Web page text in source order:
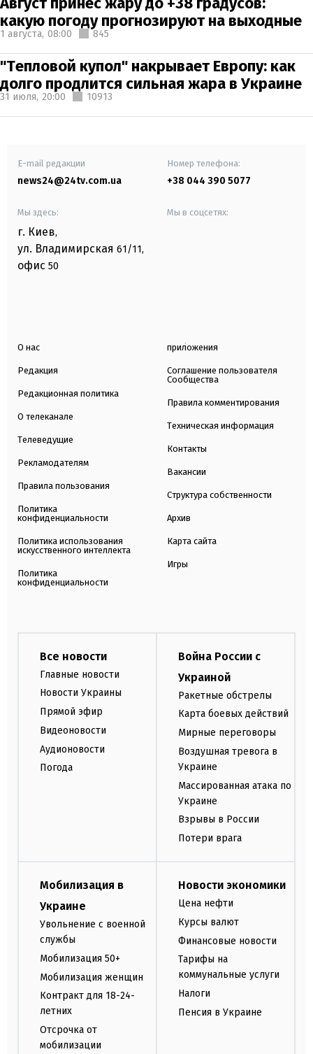
какую погоду прогнозируют на выходные
1 августа, 08:00 845
"Тепловой купол" накрывает Европу: как
долго продлится сильная жара в Украине
31 июля, 20:00 10913
E-mail редакции
news24@24tv.com.ua
Номер телефона:
+38 044 390 5077
Мы здесь:
г. Киев,
ул. Владимирская 61/11,
офис 50
Мы в соцсетях:
О нас
Редакция
Редакционная политика
О телеканале
Телеведущие
Рекламодателям
Правила пользования
Политика
конфиденциальности
Политика использования
искусственного интеллекта
Политика
конфиденциальности
приложения
Соглашение пользователя
Сообщества
Правила комментирования
Техническая информация
Контакты
Вакансии
Структура собственности
Архив
Карта сайта
Игры
Все новости
Главные новости
Новости Украины
Прямой эфир
Видеоновости
Аудионовости
Погода
Война России с
Украиной
Ракетные обстрелы
Карта боевых действий
Мирные переговоры
Воздушная тревога в
Украине
Массированная атака по
Украине
Взрывы в России
Потери врага
Мобилизация в
Украине
Увольнение с военной
службы
Мобилизация 50+
Мобилизация женщин
Контракт для 18-24-
летних
Отсрочка от
мобилизации
Новости экономики
Цена нефти
Курсы валют
Финансовые новости
Тарифы на
коммунальные услуги
Налоги
Пенсия в Украине